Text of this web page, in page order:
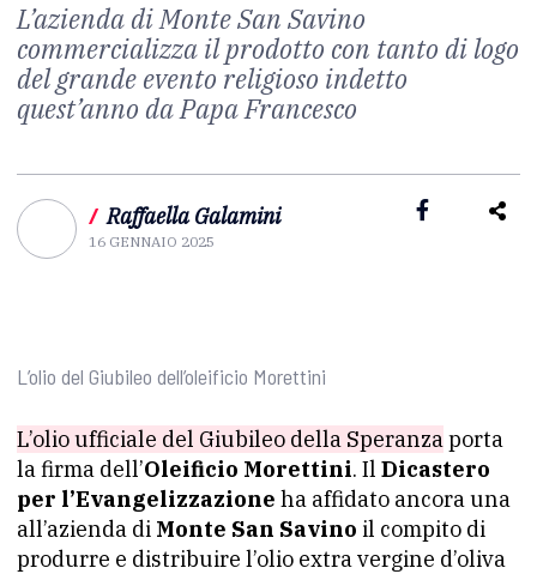
L’azienda di Monte San Savino
commercializza il prodotto con tanto di logo
del grande evento religioso indetto
quest’anno da Papa Francesco
/ Raffaella Galamini
16 GENNAIO 2025
L’olio del Giubileo dell’oleificio Morettini
L’olio ufficiale del Giubileo della Speranzaporta
la firma dell’Oleificio Morettini. Il Dicastero
per l’Evangelizzazione ha affidato ancora una
all’azienda di Monte San Savino il compito di
produrre e distribuire l’olio extra vergine d’oliva